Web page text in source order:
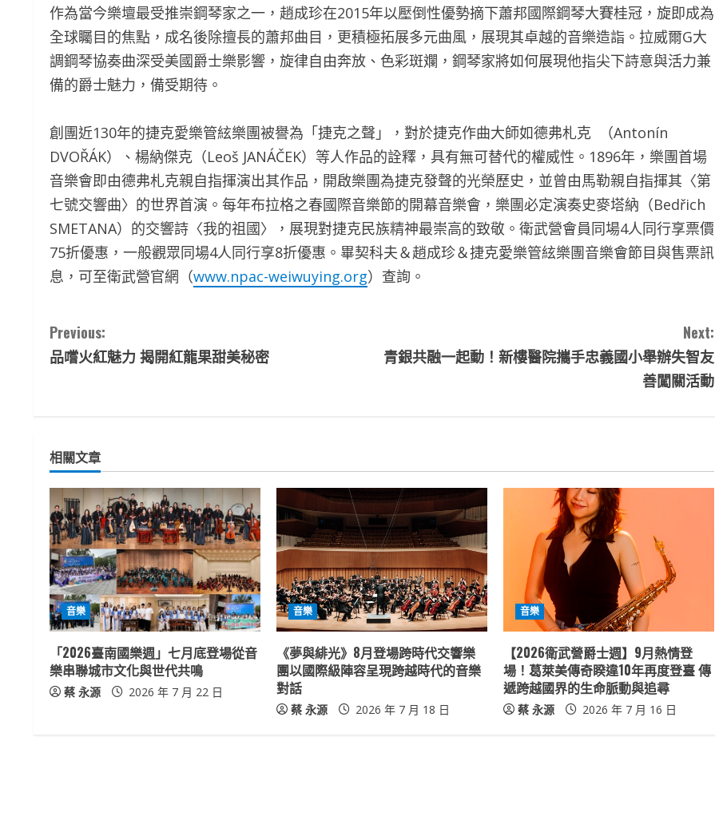
作為當今樂壇最受推崇鋼琴家之一，趙成珍在2015年以壓倒性優勢摘下蕭邦國際鋼琴大賽桂冠，旋即成為
全球矚目的焦點，成名後除擅長的蕭邦曲目，更積極拓展多元曲風，展現其卓越的音樂造詣。拉威爾G大
調鋼琴協奏曲深受美國爵士樂影響，旋律自由奔放、色彩斑斕，鋼琴家將如何展現他指尖下詩意與活力兼
備的爵士魅力，備受期待。
創團近130年的捷克愛樂管絃樂團被譽為「捷克之聲」，對於捷克作曲大師如德弗札克 （Antonín
DVOŘÁK）、楊納傑克（Leoš JANÁČEK）等人作品的詮釋，具有無可替代的權威性。1896年，樂團首場
音樂會即由德弗札克親自指揮演出其作品，開啟樂團為捷克發聲的光榮歷史，並曾由馬勒親自指揮其〈第
七號交響曲〉的世界首演。每年布拉格之春國際音樂節的開幕音樂會，樂團必定演奏史麥塔納（Bedřich
SMETANA）的交響詩〈我的祖國〉，展現對捷克民族精神最崇高的致敬。衛武營會員同場4人同行享票價
75折優惠，一般觀眾同場4人同行享8折優惠。畢契科夫＆趙成珍＆捷克愛樂管絃樂團音樂會節目與售票訊
息，可至衛武營官網（www.npac-weiwuying.org）查詢。
C
o
i
n
u
e
R
e
a
d
Previous:
品嚐火紅魅力 揭開紅龍果甜美秘密
Next:
青銀共融一起動！新樓醫院攜手忠義國小舉辦失智友
善闖關活動
相關文章
音樂
「2026臺南國樂週」七月底登場從音
樂串聯城市文化與世代共鳴
蔡 永源 2026 年 7 月 22 日
音樂
《夢與緋光》8月登場跨時代交響樂
團以國際級陣容呈現跨越時代的音樂
對話
蔡 永源 2026 年 7 月 18 日
音樂
【2026衛武營爵士週】9月熱情登
場！葛萊美傳奇睽違10年再度登臺 傳
遞跨越國界的生命脈動與追尋
蔡 永源 2026 年 7 月 16 日